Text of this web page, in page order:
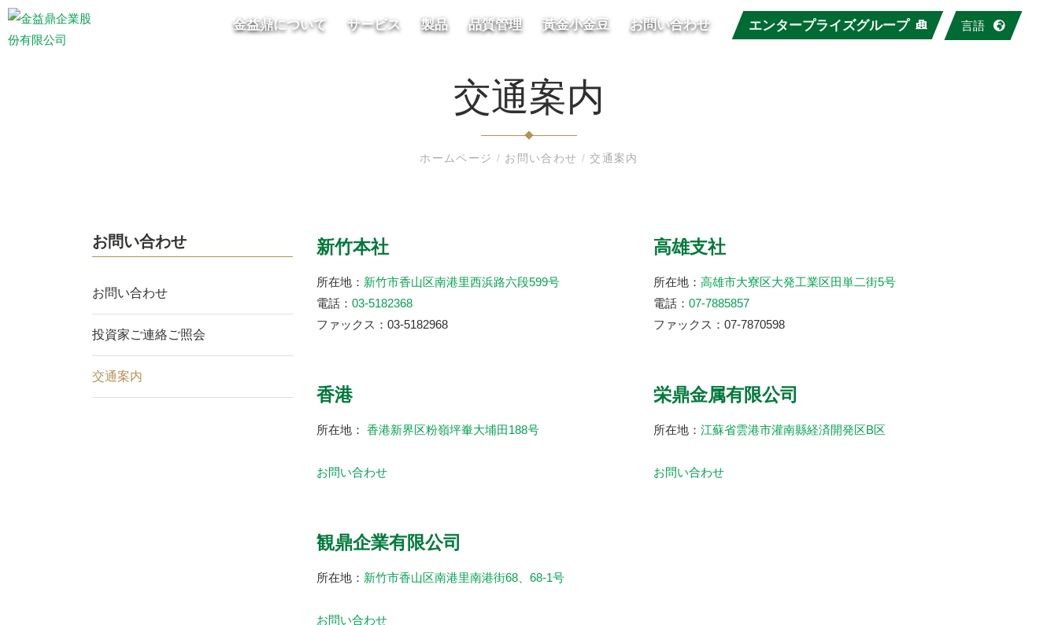
金益鼎について サービス 製品 品質管理 黃金小金豆 お問い合わせ エンタープライズグループ 言語
交通案内
ホームページ / お問い合わせ / 交通案内
お問い合わせ
お問い合わせ
投資家ご連絡ご照会
交通案内
新竹本社
所在地： 新竹市香山区南港里西浜路六段599号
電話： 03-5182368
ファックス：03-5182968
高雄支社
所在地： 高雄市大寮区大発工業区田単二街5号
電話： 07-7885857
ファックス：07-7870598
香港
所在地： 香港新界区粉嶺坪輋大埔田188号
お問い合わせ
栄鼎金属有限公司
所在地： 江蘇省雲港市灌南縣経済開発区B区
お問い合わせ
観鼎企業有限公司
所在地： 新竹市香山区南港里南港街68、68-1号
お問い合わせ